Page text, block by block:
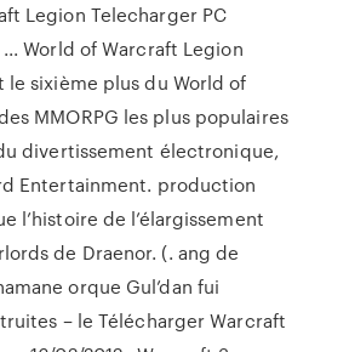
Legion Telecharger PC
World of Warcraft Legion
le sixième plus du World of
MMORPG les plus populaires
divertissement électronique,
Entertainment. production
l’histoire de l’élargissement
de Draenor. (. ang de
orque Gul’dan fui
– le Télécharger Warcraft